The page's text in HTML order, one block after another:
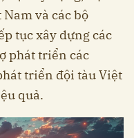
và các bộ
tục xây dựng các
phát triển các
triển đội tàu Việt
quả.